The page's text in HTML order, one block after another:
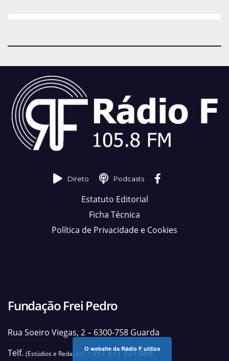
Direto Podcasts
Estatuto Editorial
Ficha Técnica
Política de Privacidade e Cookies
Fundação Frei Pedro
Rua Soeiro Viegas, 2 – 6300-758 Guarda
Telf. (Estúdios e Redação)+351 271 221 468
O website da Rádio F utiliza